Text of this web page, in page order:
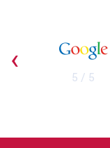
5 / 5
‹